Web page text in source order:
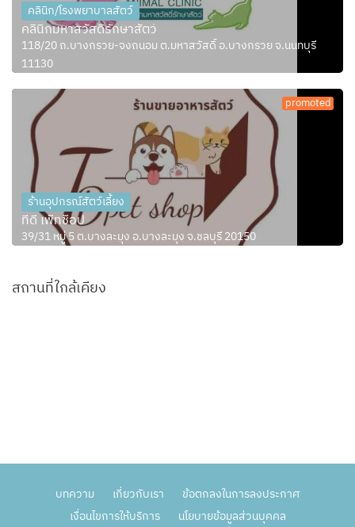
คลินิก/โรงพยาบาลสัตว์
คลินิกมหาสวัสดิ์รักษาสัตว์
118/20 ถ.บางกรวย-จงถนอม ต.มหาสวัสดิ์ อ.บางกรวย จ.นนทบุรี
11130
promoted
ร้านอุปกรณ์สัตว์เลี้ยง
ทีดี เพ็ทช็อป
39/31 หมู่ 5 ต.บางละมุง อ.บางละมุง จ.ชลบุรี 20150
สถานที่ใกล้เคียง
บทความ เกี่ยวกับเรา
ข้อตกลงในการลงประกาศ
เงื่อนไขการให้บริการ
นโยบายข้อมูลส่วนบุคคล